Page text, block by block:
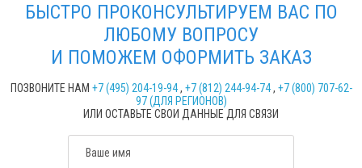
БЫСТРО ПРОКОНСУЛЬТИРУЕМ ВАС ПО
ЛЮБОМУ ВОПРОСУ
И ПОМОЖЕМ ОФОРМИТЬ ЗАКАЗ
ПОЗВОНИТЕ НАМ +7 (495) 204-19-94, +7 (812) 244-94-74, +7 (800) 707-62-
97 (ДЛЯ РЕГИОНОВ)
ИЛИ ОСТАВЬТЕ СВОИ ДАННЫЕ ДЛЯ СВЯЗИ
Ваше имя